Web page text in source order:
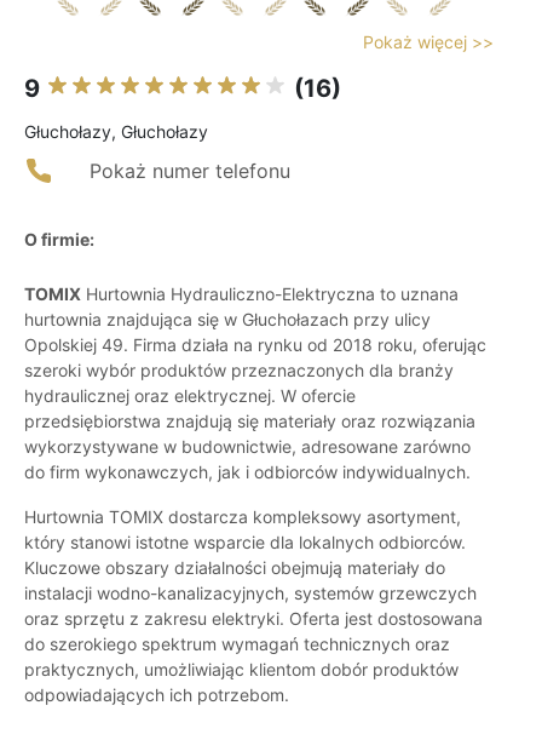
Pokaż więcej >>
9 (16)
Głuchołazy, Głuchołazy
Pokaż numer telefonu
O firmie:
TOMIX Hurtownia Hydrauliczno-Elektryczna to uznana
hurtownia znajdująca się w Głuchołazach przy ulicy
Opolskiej 49. Firma działa na rynku od 2018 roku, oferując
szeroki wybór produktów przeznaczonych dla branży
hydraulicznej oraz elektrycznej. W ofercie
przedsiębiorstwa znajdują się materiały oraz rozwiązania
wykorzystywane w budownictwie, adresowane zarówno
do firm wykonawczych, jak i odbiorców indywidualnych.
Hurtownia TOMIX dostarcza kompleksowy asortyment,
który stanowi istotne wsparcie dla lokalnych odbiorców.
Kluczowe obszary działalności obejmują materiały do
instalacji wodno-kanalizacyjnych, systemów grzewczych
oraz sprzętu z zakresu elektryki. Oferta jest dostosowana
do szerokiego spektrum wymagań technicznych oraz
praktycznych, umożliwiając klientom dobór produktów
odpowiadających ich potrzebom.